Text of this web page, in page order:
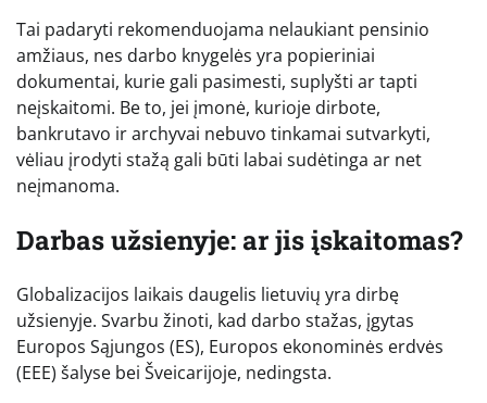
Tai padaryti rekomenduojama nelaukiant pensinio
amžiaus, nes darbo knygelės yra popieriniai
dokumentai, kurie gali pasimesti, suplyšti ar tapti
neįskaitomi. Be to, jei įmonė, kurioje dirbote,
bankrutavo ir archyvai nebuvo tinkamai sutvarkyti,
vėliau įrodyti stažą gali būti labai sudėtinga ar net
neįmanoma.
Darbas užsienyje: ar jis įskaitomas?
Globalizacijos laikais daugelis lietuvių yra dirbę
užsienyje. Svarbu žinoti, kad darbo stažas, įgytas
Europos Sąjungos (ES), Europos ekonominės erdvės
(EEE) šalyse bei Šveicarijoje, nedingsta.